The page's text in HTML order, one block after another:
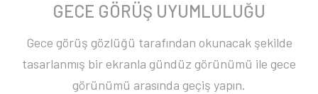
GECE GÖRÜŞ UYUMLULUĞU
Gece görüş gözlüğü tarafından okunacak şekilde
tasarlanmış bir ekranla gündüz görünümü ile gece
görünümü arasında geçiş yapın.